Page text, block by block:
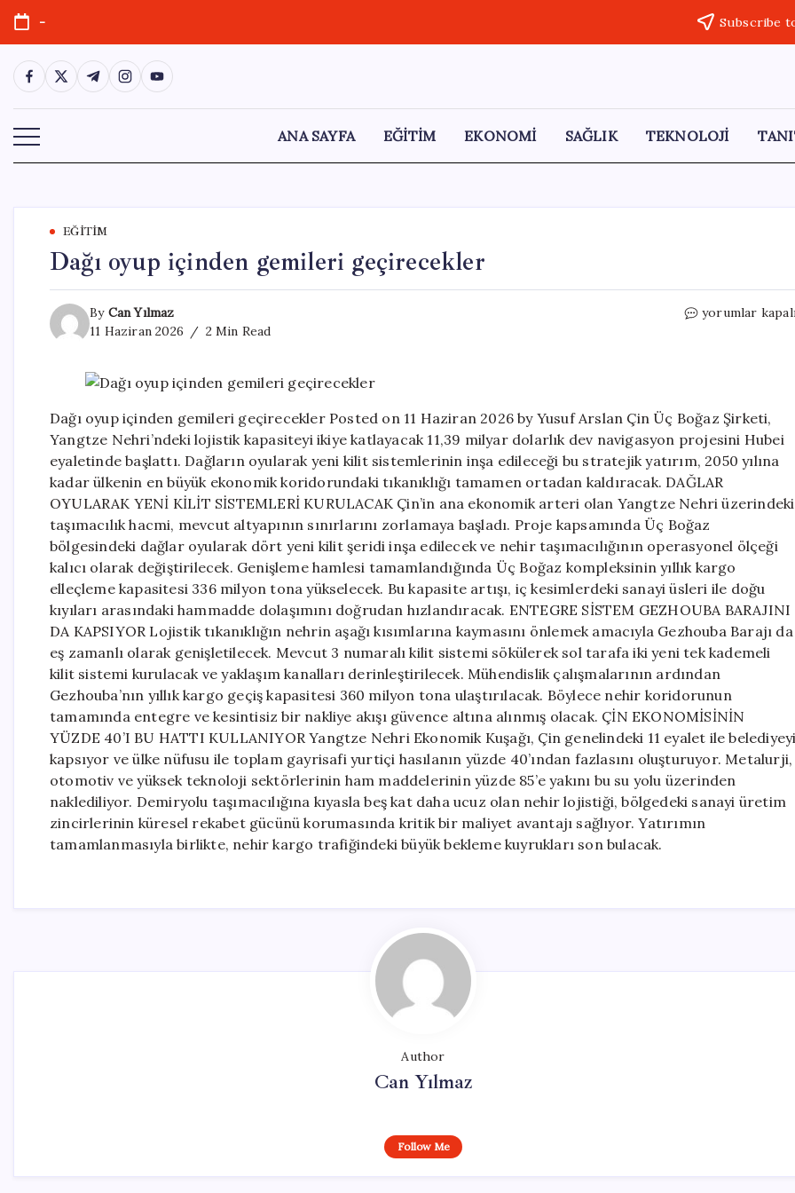
Skip
content
- Subscribe
https://www.facebook.com/
https://twitter.com/
https://t.me/
https://www.instagram.com/
https://youtube.com/
ANA SAYFA EĞİTİM EKONOMİ SAĞLIK TEKNOLOJİ
EĞITIM
Dağı oyup içinden gemileri geçirecekler
By Can Yılmaz
11 Haziran 2026
2 Min Read
Dağı
yorumlar
Dağı oyup içinden gemileri geçirecekler Posted on 11 Haziran 2026 by Yusuf Arslan Çin Üç Boğaz Şirketi,
Yangtze Nehri’ndeki lojistik kapasiteyi ikiye katlayacak 11,39 milyar dolarlık dev navigasyon projesini Hubei
eyaletinde başlattı. Dağların oyularak yeni kilit sistemlerinin inşa edileceği bu stratejik yatırım, 2050 yılına
kadar ülkenin en büyük ekonomik koridorundaki tıkanıklığı tamamen ortadan kaldıracak. DAĞLAR
OYULARAK YENİ KİLİT SİSTEMLERİ KURULACAK Çin’in ana ekonomik arteri olan Yangtze Nehri üzerindeki
taşımacılık hacmi, mevcut altyapının sınırlarını zorlamaya başladı. Proje kapsamında Üç Boğaz
bölgesindeki dağlar oyularak dört yeni kilit şeridi inşa edilecek ve nehir taşımacılığının operasyonel ölçeği
kalıcı olarak değiştirilecek. Genişleme hamlesi tamamlandığında Üç Boğaz kompleksinin yıllık kargo
elleçleme kapasitesi 336 milyon tona yükselecek. Bu kapasite artışı, iç kesimlerdeki sanayi üsleri ile doğu
kıyıları arasındaki hammadde dolaşımını doğrudan hızlandıracak. ENTEGRE SİSTEM GEZHOUBA BARAJINI
DA KAPSIYOR Lojistik tıkanıklığın nehrin aşağı kısımlarına kaymasını önlemek amacıyla Gezhouba Barajı da
eş zamanlı olarak genişletilecek. Mevcut 3 numaralı kilit sistemi sökülerek sol tarafa iki yeni tek kademeli
kilit sistemi kurulacak ve yaklaşım kanalları derinleştirilecek. Mühendislik çalışmalarının ardından
Gezhouba’nın yıllık kargo geçiş kapasitesi 360 milyon tona ulaştırılacak. Böylece nehir koridorunun
tamamında entegre ve kesintisiz bir nakliye akışı güvence altına alınmış olacak. ÇİN EKONOMİSİNİN
YÜZDE 40’I BU HATTI KULLANIYOR Yangtze Nehri Ekonomik Kuşağı, Çin genelindeki 11 eyalet ile
kapsıyor ve ülke nüfusu ile toplam gayrisafi yurtiçi hasılanın yüzde 40’ından fazlasını oluşturuyor. Metalurji,
otomotiv ve yüksek teknoloji sektörlerinin ham maddelerinin yüzde 85’e yakını bu su yolu üzerinden
naklediliyor. Demiryolu taşımacılığına kıyasla beş kat daha ucuz olan nehir lojistiği, bölgedeki sanayi üretim
zincirlerinin küresel rekabet gücünü korumasında kritik bir maliyet avantajı sağlıyor. Yatırımın
tamamlanmasıyla birlikte, nehir kargo trafiğindeki büyük bekleme kuyrukları son bulacak.
Author
Can Yılmaz
Follow Me